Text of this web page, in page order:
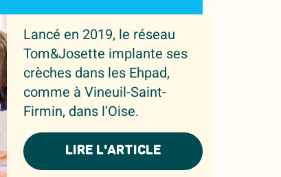
Lancé en 2019, le réseau
Tom&Josette implante ses
crèches dans les Ehpad,
comme à Vineuil-Saint-
Firmin, dans l’Oise.
LIRE L'ARTICLE